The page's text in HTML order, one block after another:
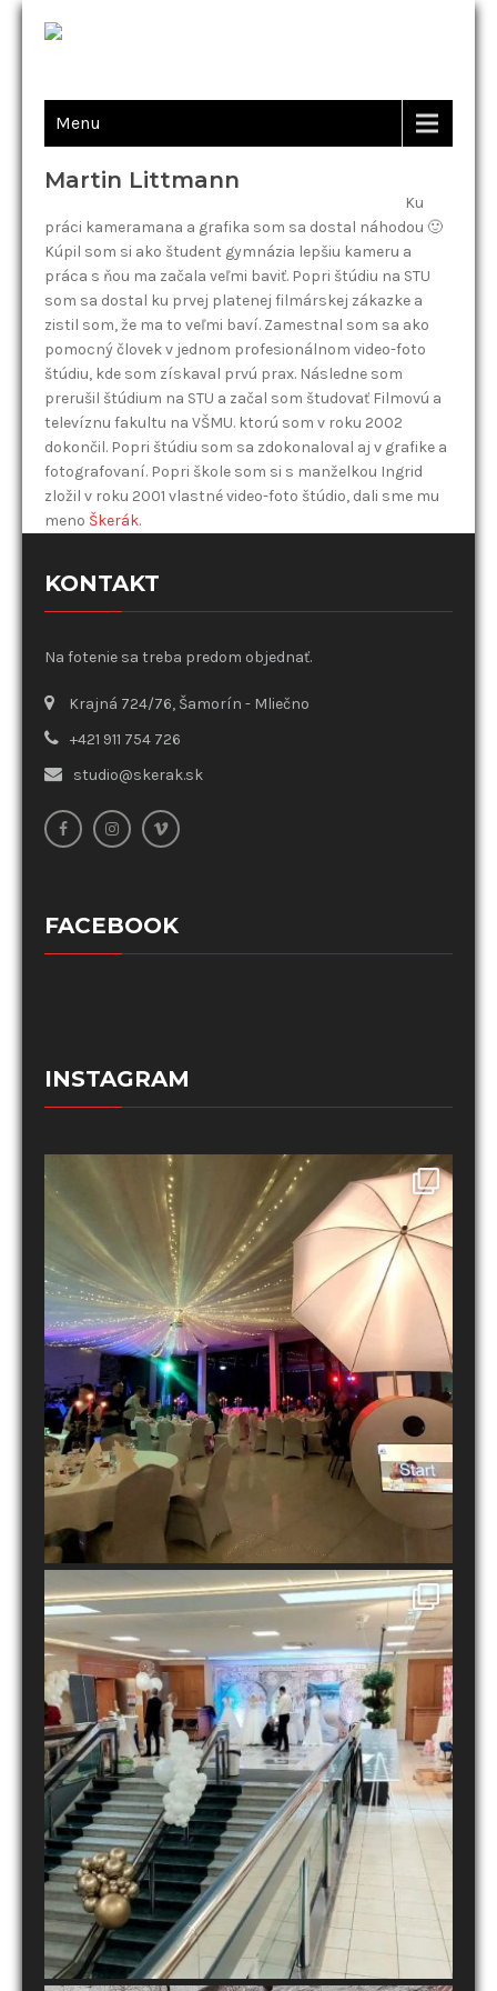
Menu
Martin Littmann
Ku
práci kameramana a grafika som sa dostal náhodou 🙂
Kúpil som si ako študent gymnázia lepšiu kameru a
práca s ňou ma začala veľmi baviť. Popri štúdiu na STU
som sa dostal ku prvej platenej filmárskej zákazke a
zistil som, že ma to veľmi baví. Zamestnal som sa ako
pomocný človek v jednom profesionálnom video-foto
štúdiu, kde som získaval prvú prax. Následne som
prerušil štúdium na STU a začal som študovať Filmovú a
televíznu fakultu na VŠMU. ktorú som v roku 2002
dokončil. Popri štúdiu som sa zdokonaloval aj v grafike a
fotografovaní. Popri škole som si s manželkou Ingrid
zložil v roku 2001 vlastné video-foto štúdio, dali sme mu
meno Škerák.
KONTAKT
Na fotenie sa treba predom objednať.
Krajná 724/76, Šamorín - Mliečno
+421 911 754 726
studio@skerak.sk
FACEBOOK
INSTAGRAM